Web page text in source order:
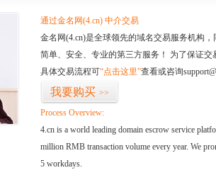
通过金名网(4.cn) 中介交易
金名网(4.cn)是全球领先的域名交易服务机构
简单、安全、专业的第三方服务！ 为了保证
具体交易流程可“点击这里”查看或咨询
我要购买 >>
Process Overview:
4.cn is a world leading domain escrow service
million RMB transaction volume every year. We
5 workdays.